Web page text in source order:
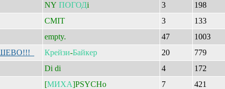
NY ПОГОДi 3 198
CMIT 3 133
empty. 47 1003
Крейзи-Байкер 20 779
Di di 4 172
[МИХА]PSYCHo 7 421